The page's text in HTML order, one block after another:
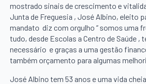
mostrado sinais de crescimento e
Junta de Freguesia , José Albino, eleito
mandato diz com orgulho “ somos uma
tudo, desde Escolas a Centro de Saúde ,
necessário e graças a uma gestão
também orçamento para algumas
José Albino tem 53 anos e uma vida